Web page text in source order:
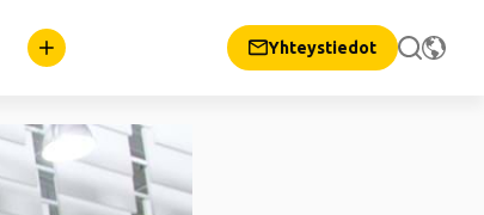
Yhteystiedot